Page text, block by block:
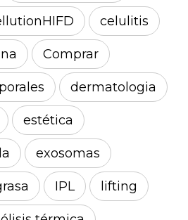
celulitis
Comprar
dermatologia
estética
exosomas
IPL lifting